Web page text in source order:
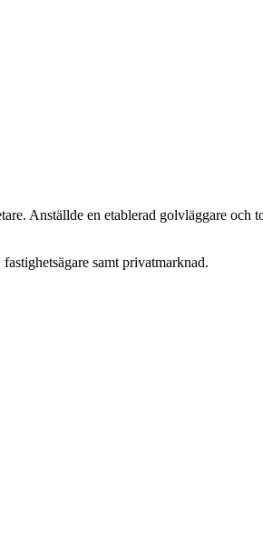
Anställde en etablerad golvläggare och
samt privatmarknad.